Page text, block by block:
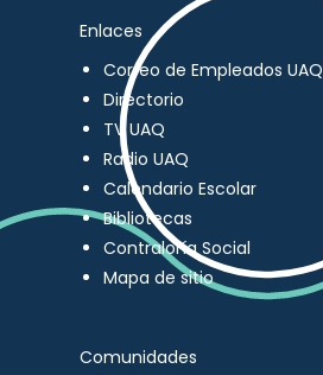
Enlaces
Correo de Empleados UAQ
Directorio
TV UAQ
Radio UAQ
Calendario Escolar
Bibliotecas
Contraloría Social
Mapa de sitio
Comunidades